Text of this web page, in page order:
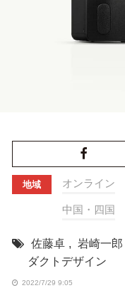
地域 オンライン
中国・四国
佐藤卓 , 岩崎一郎
ダクトデザイン
2022/7/29 9:05